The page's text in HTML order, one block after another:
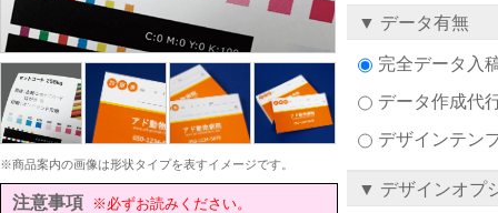
※商品案内の画像は形状タイプを表すイメージです。
注意事項 ※必ずお読みください。
▼ データ有無
完全データ入
データ作成代
デザインテン
▼ デザインオプ